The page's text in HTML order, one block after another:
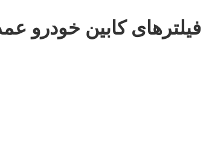
فیلترهای کابین خودرو